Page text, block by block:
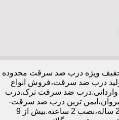
با تخفیف ویژه درب ضد سرقت محدوده
درب ضد سرقت،فروش انواع
وارداتی.درب ضد سرقت ترک.درب
ترین درب ضد سرقت-
خرید مستقیم از کارخانه قفل گاوصندوقی کاله،ضد برش و ضد دیلم 100% وارداتی،ورق فولادی دوبل چهارطرفه،عایق حرارت و صوت،اکیپ نصاب حرفه ای با گارانتی نصب 2 ساله،نصب 2 ساعته.بیش از 9